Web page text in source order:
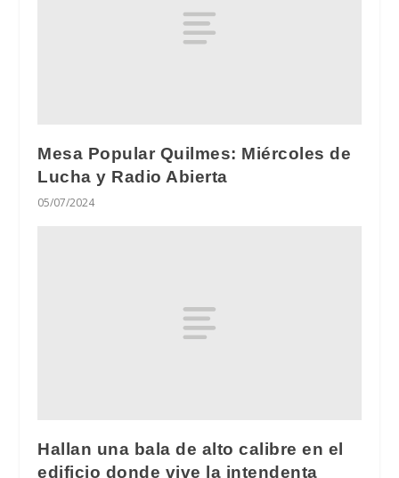
Mesa Popular Quilmes: Miércoles de
Lucha y Radio Abierta
05/07/2024
Hallan una bala de alto calibre en el
edificio donde vive la intendenta